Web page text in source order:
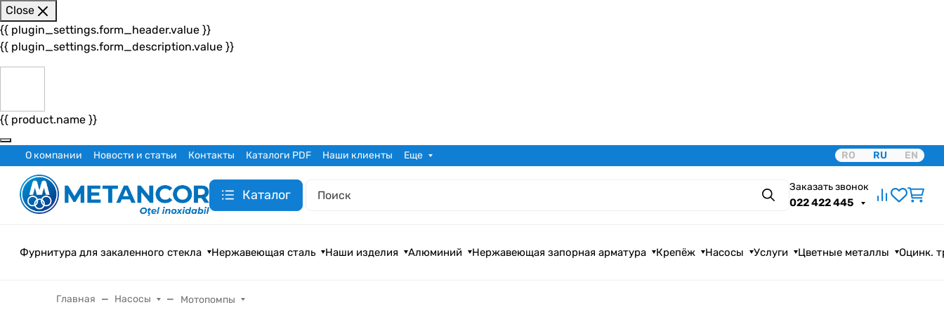
Close
{{ plugin_settings.form_header.value }}
{{ plugin_settings.form_description.value }}
{{ product.name }}
О компании Новости и статьи Контакты Каталоги PDF Наши клиенты Еще RO RU EN
Каталог Поиск
Заказать звонок
022 422 445
Фурнитура для закаленного стекла Нержавеющая сталь Наши изделия Алюминий Нержавеющая запорная арматура Крепёж Насосы Услуги Цветные металлы Оцинк.
Главная Насосы Мотопомпы